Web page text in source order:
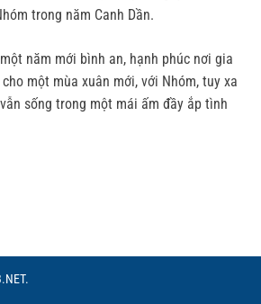
trong năm Canh Dần.
năm mới bình an, hạnh phúc nơi gia
một mùa xuân mới, với Nhóm, tuy xa
sống trong một mái ấm đầy ắp tình